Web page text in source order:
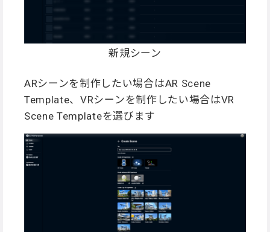
新規シーン
ARシーンを制作したい場合はAR Scene
Template、VRシーンを制作したい場合はVR
Scene Templateを選びます